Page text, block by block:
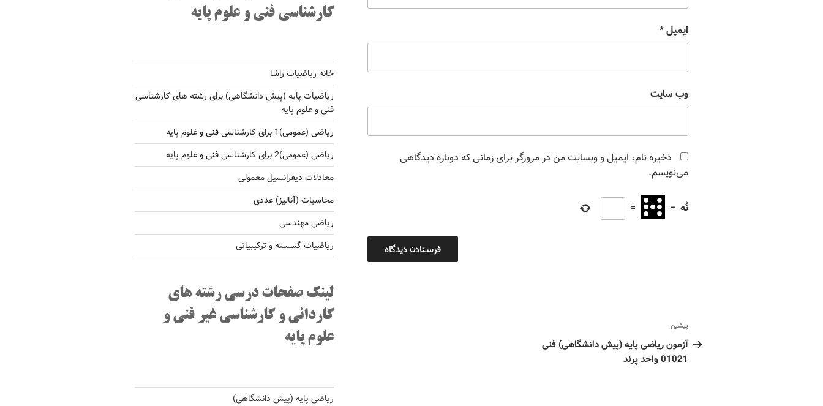
ایمیل*
وب‌ سایت
ذخیره نام، ایمیل و وبسایت من در مرورگر برای زمانی که دوباره دیدگاهی
می‌نویسم.
نُه −
=
پیشین
آزمون ریاضی پایه (پیش دانشگاهی) فنی
01021 واحد پرند
کارشناسی فنی و علوم پایه
خانه ریاضیات راشا
ریاضیات پایه (پیش دانشگاهی) برای رشته های کارشناسی
فنی و علوم پایه
ریاضی (عمومی)1 برای کارشناسی فنی و غلوم پایه
ریاضی (عمومی)2 برای کارشناسی فنی و غلوم پایه
معادلات دیفرانسیل معمولی
محاسبات (آنالیز) عددی
ریاضی مهندسی
ریاضیات گسسته و ترکیبیاتی
لینک صفحات درسی رشته های
کاردانی و کارشناسی غیر فنی و
علوم پایه
ریاضی پایه (پیش دانشگاهی)